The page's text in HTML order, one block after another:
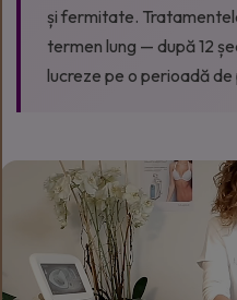
și fermitate.
termen lung — după 12
lucreze pe o perioadă